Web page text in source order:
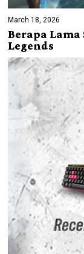
March 18, 2026
Berapa
Legends